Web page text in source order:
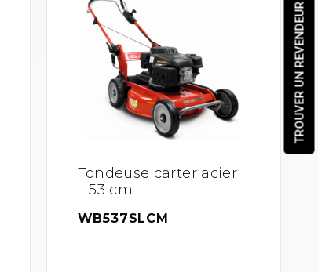
TROUVER UN REVENDEUR
Tondeuse carter acier
– 53 cm
WB537SLCM